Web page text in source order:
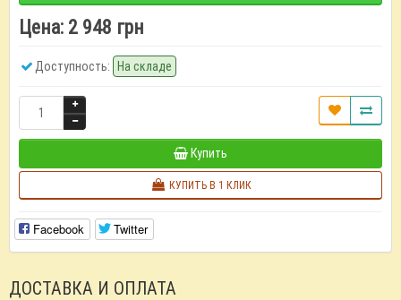
Цена: 2 948 грн
Доступность: На складе
Купить
КУПИТЬ В 1 КЛИК
Facebook Twitter
ДОСТАВКА И ОПЛАТА